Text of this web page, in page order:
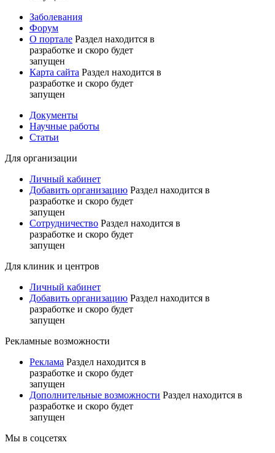
Заболевания
Форум
О портале Раздел находится в
разработке и скоро будет
запущен
Карта сайта Раздел находится в
разработке и скоро будет
запущен
Документы
Научные работы
Статьи
Для организации
Личный кабинет
Добавить организацию Раздел находится в
разработке и скоро будет
запущен
Сотрудничество Раздел находится в
разработке и скоро будет
запущен
Для клиник и центров
Личный кабинет
Добавить организацию Раздел находится в
разработке и скоро будет
запущен
Рекламные возможности
Реклама Раздел находится в
разработке и скоро будет
запущен
Дополнительные возможности Раздел находится в
разработке и скоро будет
запущен
Мы в соцсетях